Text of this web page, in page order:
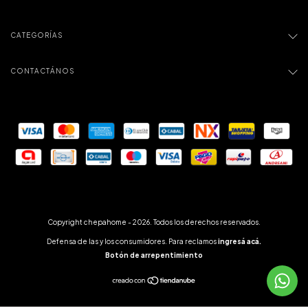
CATEGORÍAS
CONTACTÁNOS
Copyright chepahome - 2026. Todos los derechos reservados.
Defensa de las y los consumidores. Para reclamosingresá acá.
Botón de arrepentimiento